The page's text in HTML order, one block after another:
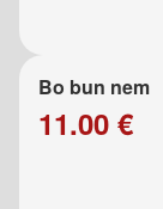
Bo bun nem
11.00 €